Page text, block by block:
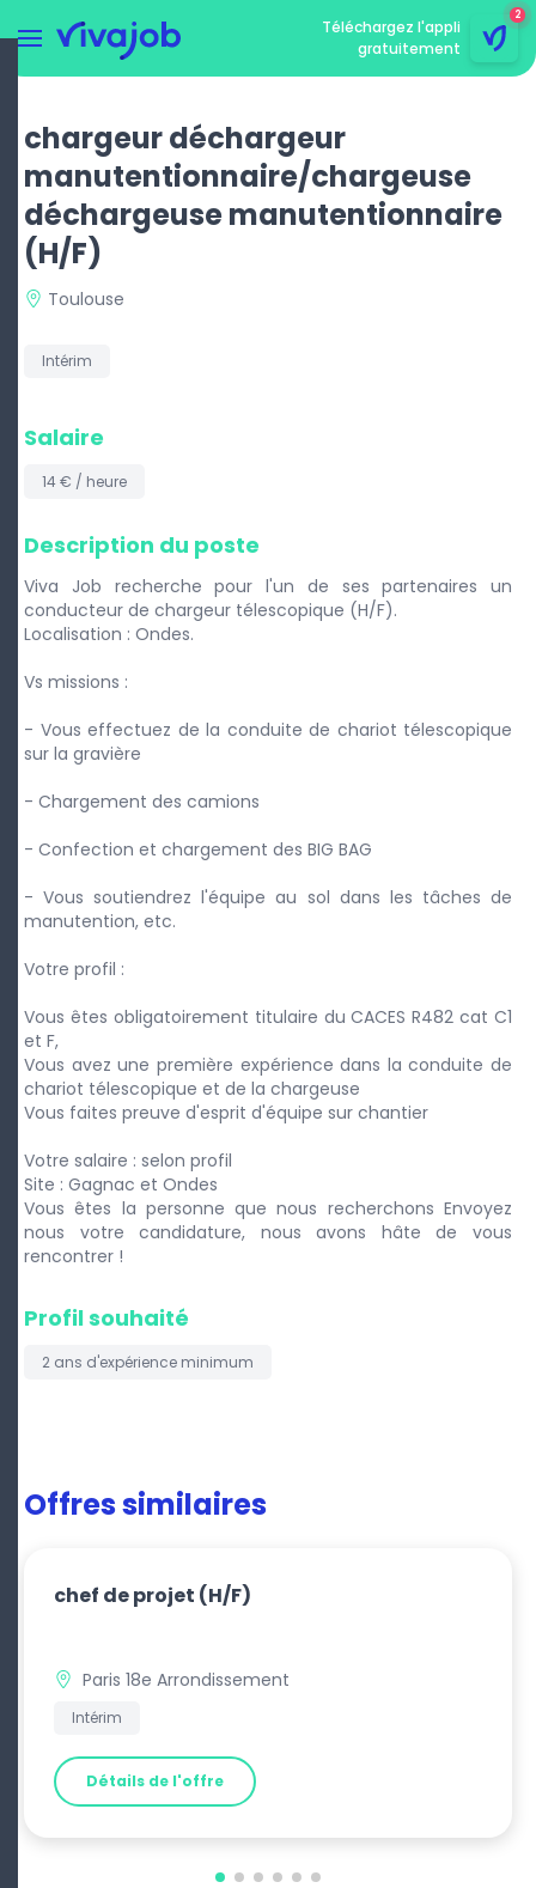
Téléchargez l'appli
gratuitement
2
chargeur déchargeur
manutentionnaire/chargeuse
déchargeuse manutentionnaire
(H/F)
Toulouse
Intérim
Salaire
14 € / heure
Description du poste
Viva Job recherche pour l'un de ses partenaires un
conducteur de chargeur télescopique (H/F).
Localisation : Ondes.
Vs missions :
- Vous effectuez de la conduite de chariot télescopique
sur la gravière
- Chargement des camions
- Confection et chargement des BIG BAG
- Vous soutiendrez l'équipe au sol dans les tâches de
manutention, etc.
Votre profil :
Vous êtes obligatoirement titulaire du CACES R482 cat C1
et F,
Vous avez une première expérience dans la conduite de
chariot télescopique et de la chargeuse
Vous faites preuve d'esprit d'équipe sur chantier
Votre salaire : selon profil
Site : Gagnac et Ondes
Vous êtes la personne que nous recherchons Envoyez
nous votre candidature, nous avons hâte de vous
rencontrer !
Profil souhaité
2 ans d'expérience minimum
Offres similaires
chef de projet (H/F)
Paris 18e Arrondissement
Intérim
Détails de l'offre